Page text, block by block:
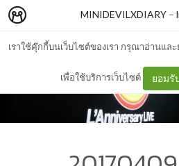
เราใช้คุ๊กกี้บนเว็บไซต์ของเรา กรุณาอ่านแล
เพื่อใช้บริการเว็บไซต์ ยอมรั
MINIDEVILXDIARY–